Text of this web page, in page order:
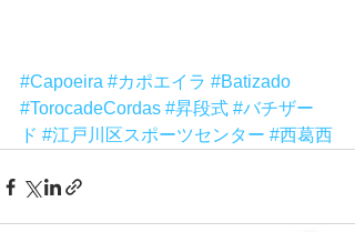
#Capoeira #カポエイラ #Batizado
#TorocadeCordas #昇段式 #バチザー
ド #江戸川区スポーツセンター #西葛西